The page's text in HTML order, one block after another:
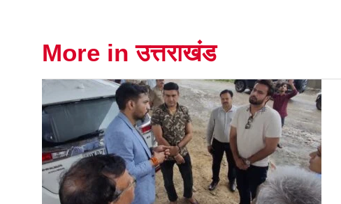
More in उत्तराखंड